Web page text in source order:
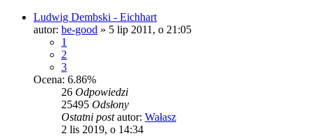
Ludwig Dembski - Eichhart
autor: be-good » 5 lip 2011, o 21:05
1
2
3
Ocena: 6.86%
26 Odpowiedzi
25495 Odsłony
Ostatni postautor: Wałasz
2 lis 2019, o 14:34